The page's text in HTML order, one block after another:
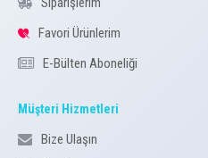
Favori Ürünlerim
E-Bülten Aboneliği
Müşteri Hizmetleri
Bize Ulaşın